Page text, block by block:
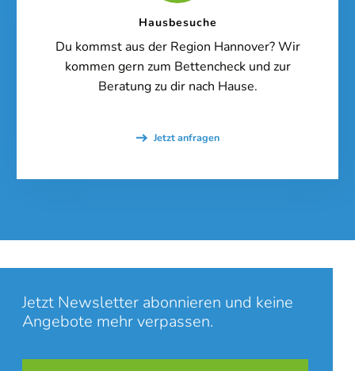
Hausbesuche
Du kommst aus der Region Hannover? Wir
kommen gern zum Bettencheck und zur
Beratung zu dir nach Hause.
Jetzt anfragen
Jetzt Newsletter abonnieren und keine
Angebote mehr verpassen.